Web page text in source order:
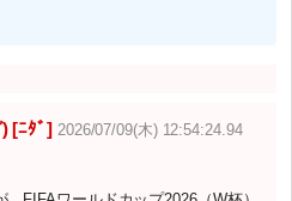
[ﾆﾀﾞ] 2026/07/09(木) 12:54:24.94